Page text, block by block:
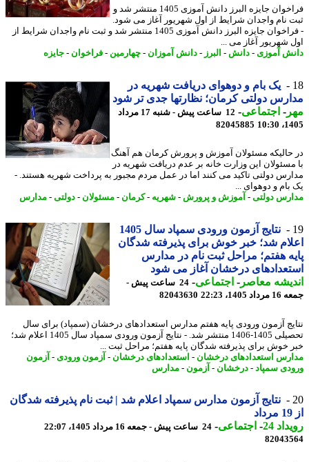
فراخوان جایزه البرز دانش آموزی 1405 منتشر شد و
نام واجدان شرایط از اول شهریور آغاز می شود.
- فراخوان جایزه البرز دانش آموزی 1405 منتشر شد و ثبت نام واجدان شرایط از
شهریور آغاز می ...
آموزی- دانش -البرز -دانش آموزان- چهارمین -فراخوان- جایزه
یک بام و دوهوای دریافت شهریه در
دولتی کرمان؛ نظارتها جدی تر شود
-اجتماعی-
12 ساعت پیش - شنبه 17 مرداد
82045885
مسئولان آموزش و پرورش کرمان هم آهنگ
این وزارت خانه بر عدم دریافت شهریه در
دولتی تاکید می کنند اما در عمل مردم مجبور به پرداخت شهریه هستند. -
و دوهوای ...
دولتی-آموزش و پرورش-شهریه- کرمان -مسئولان-دولتی-مدارس
نتایج آزمون ورودی سمپاد سال 1405
شد؛ خبر خوش برای پذیرفته شدگان
هفتم؛ مراحل ثبت نام در مدارس
درخشان آغاز می شود
معاصر-اجتماعی-
24 ساعت پیش -
22:23
82043630
آزمون ورودی پایه هفتم مدارس استعدادهای درخشان (سمپاد) برای سال
تحصیلی 1405-1406 منتشر شد. - نتایج آزمون ورودی سمپاد سال 1405 اعلام شد؛
خوش برای پذیرفته شدگان پایه هفتم؛ مراحل ثبت ...
استعدادهای درخشان-استعدادهای درخشان-آزمون ورودی -آزمون
سمپاد-درخشان-آزمون -مدارس
نتایج آزمون مدارس سمپاد اعلام شد | ثبت نام پذیرفته شدگان
24
-اجتماعی-24 ساعت پیش - جمعه 16 مرداد 1405، 22:07